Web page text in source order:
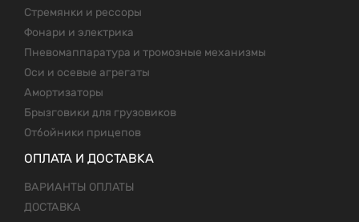
Стремянки и рессоры
Фонари и электрика
Пневомаппаратура и тромозные механизмы
Оси и осевые агрегаты
Амортизаторы
Брызговики для грузовиков
Отбойники прицепов
ОПЛАТА И ДОСТАВКА
ВАРИАНТЫ ОПЛАТЫ
ДОСТАВКА